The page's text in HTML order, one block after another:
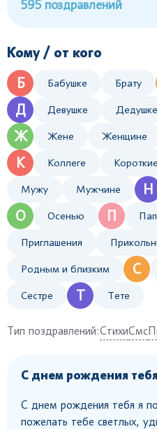
595 поздравлений
Кому / от кого
Б
Бабушке Брату
Д Девушке Дедушке
Ж Жене Женщине
К Коллеге Короткие
Мужу Мужчине Н
О Осенью П
Приглашения
Родным и близким С
Сестре Т Тете
Тип поздравлений:СтихиСмс
С днем рождения
С днем рождения тебя я
пожелать тебе светлых,